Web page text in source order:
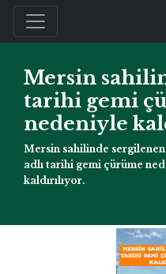
Mersin
tarihi gemi
nedeniyle
Mersin sahilinde
adlı tarihi gemi çürüme
kaldırılıyor.